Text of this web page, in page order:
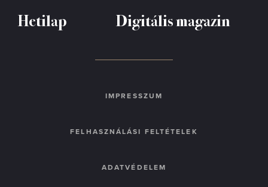
Hetilap Digitális magazin
IMPRESSZUM
FELHASZNÁLÁSI FELTÉTELEK
ADATVÉDELEM